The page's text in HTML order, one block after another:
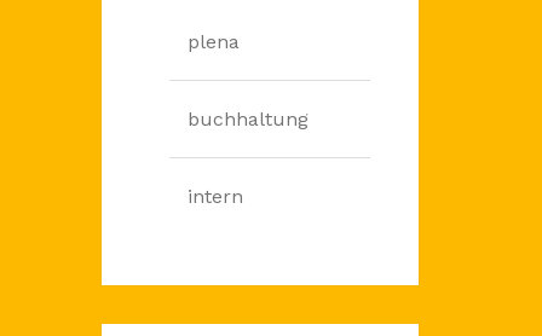
plena
buchhaltung
intern